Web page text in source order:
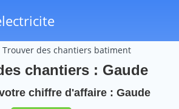
Trouver des chantiers batiment
chantiers : Gaude
chiffre d'affaire : Gaude